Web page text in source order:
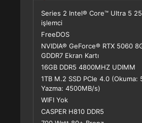
Series 2 Intel® Core™ Ultra 5
işlemci
FreeDOS
NVIDIA® GeForce® RTX 5060
GDDR7 Ekran Kartı
16GB DDR5 4800MHZ UDIMM
1TB M.2 SSD PCle 4.0 (Okuma:
Yazma: 4500MB/s)
WIFI Yok
CASPER H810 DDR5